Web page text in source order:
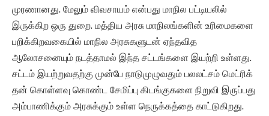
முரணானது. மேலும் விவசாயம் என்பது மாநில பட்டியலில்
இருக்கிற ஒரு துறை. மத்திய அரசு மாநிலங்களின் உரிமைகளை
பறிக்கிறவகையில் மாநில அரசுகளுடன் ஏந்தவித
ஆலோசனையும் நடத்தாமல் இந்த சட்டங்களை இயற்றி உள்ளது.
சட்டம் இயற்றுவதற்கு முன்பே நாடுமுழுவதும் பலலட்சம் மெட்ரிக்
தன் கொள்ளவு கொண்ட சேமிப்பு கிடங்குகளை நிறுவி இருப்பது
அம்பாணிக்கும் அரசுக்கும் உள்ள நெருக்கத்தை காட்டுகிறது.